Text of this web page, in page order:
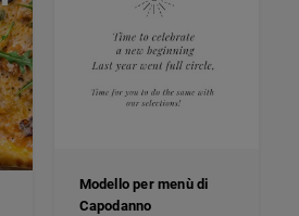
Modello per menù di
Capodanno